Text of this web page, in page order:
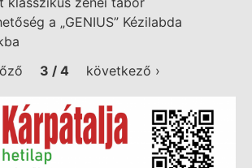
a „GENIUS” Kézilabda
3 / 4 következő ›